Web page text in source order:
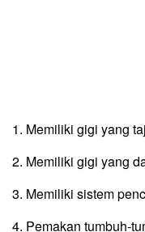
1. Memiliki gigi yang
2. Memiliki gigi yang
3. Memiliki sistem
4. Pemakan tumbuh-